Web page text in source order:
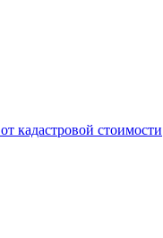
кадастровой стоимости